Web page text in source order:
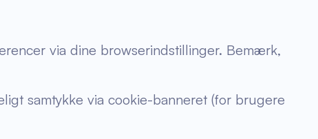
via dine browserindstillinger. Bemærk,
samtykke via cookie-banneret (for brugere